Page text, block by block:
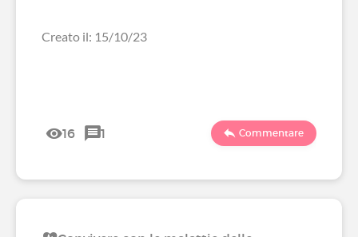
Creato il: 15/10/23
16 1 Commentare